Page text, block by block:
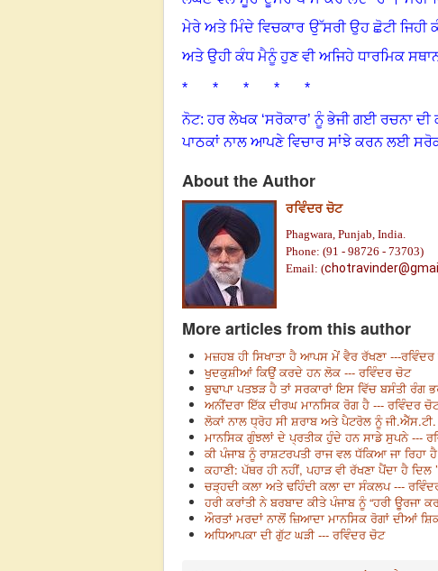
ਮੇਰੇ ਅਤੇ ਮਿੰਦੇ ਵਿਚਕਾਰ ਉੱਸਰੀ ਉਹ ਛੋਟੀ ਜਿਹੀ
ਅਤੇ ਉਹੀ ਕੰਧ ਮੈਨੂੰ ਹੁਣ ਵੀ ਅਜਿਹੇ ਧਾਰਮਿਕ
* * * * *
ਨੋਟ: ਹਰ ਲੇਖਕ ‘ਸਰੋਕਾਰ’ ਨੂੰ ਭੇਜੀ ਗਈ ਰਚਨਾ
ਪਾਠਕਾਂ ਨਾਲ ਆਪਣੇ ਵਿਚਾਰ ਸਾਂਝੇ ਕਰਨ ਲਈ
About the Author
ਰਵਿੰਦਰ ਚੋਟ
Phagwara, Punjab, India.
Phone: (91 - 98726 - 73703)
Email: (
More articles from this author
ਮਜ਼ਹਬ ਹੀ ਸਿਖਾਤਾ ਹੈ ਆਪਸ ਮੇਂ ਵੈਰ ਰੱਖਣਾ ---
ਖੁਦਕੁਸ਼ੀਆਂ ਕਿਉਂ ਕਰਦੇ ਹਨ ਲੋਕ --- ਰਵਿੰਦਰ ਚੋਟ
ਬੁਢਾਪਾ ਪਤਝੜ ਹੈ ਤਾਂ ਸਰਕਾਰਾਂ ਇਸ ਵਿੱਚ ਬਸੰਤੀ ਰੰਗ
ਅਨੀਂਦਰਾ ਇੱਕ ਦੀਰਘ ਮਾਨਸਿਕ ਰੋਗ ਹੈ --- ਰਵਿੰਦਰ
ਲੋਕਾਂ ਨਾਲ ਧ੍ਰੋਹ ਸੀ ਸ਼ਰਾਬ ਅਤੇ ਪੈਟਰੋਲ ਨੂੰ
ਮਾਨਸਿਕ ਗੁੰਝਲਾਂ ਦੇ ਪ੍ਰਤੀਕ ਹੁੰਦੇ ਹਨ ਸਾਡੇ ਸੁਪਨੇ ---
ਕੀ ਪੰਜਾਬ ਨੂੰ ਰਾਸ਼ਟਰਪਤੀ ਰਾਜ ਵਲ ਧੱਕਿਆ ਜਾ ਰਿਹਾ
ਕਹਾਣੀ: ਪੱਥਰ ਹੀ ਨਹੀਂ, ਪਹਾੜ ਵੀ ਰੱਖਣਾ ਪੈਂਦਾ ਹੈ ਦਿਲ
ਚੜ੍ਹਦੀ ਕਲਾ ਅਤੇ ਢਹਿੰਦੀ ਕਲਾ ਦਾ ਸੰਕਲਪ ---
ਹਰੀ ਕਰਾਂਤੀ ਨੇ ਬਰਬਾਦ ਕੀਤੇ ਪੰਜਾਬ ਨੂੰ “ਹਰੀ ਊਰਜਾ
ਔਰਤਾਂ ਮਰਦਾਂ ਨਾਲੋਂ ਜ਼ਿਆਦਾ ਮਾਨਸਿਕ ਰੋਗਾਂ ਦੀਆਂ
ਅਧਿਆਪਕਾ ਦੀ ਗੁੱਟ ਘੜੀ --- ਰਵਿੰਦਰ ਚੋਟ